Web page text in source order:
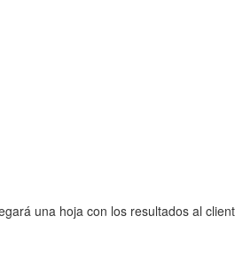
una hoja con los resultados al